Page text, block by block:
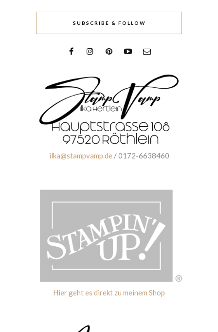
SUBSCRIBE & FOLLOW
ilka@stampvamp.de/ 0172-6638460
Hier geht es direkt zu meinem Shop